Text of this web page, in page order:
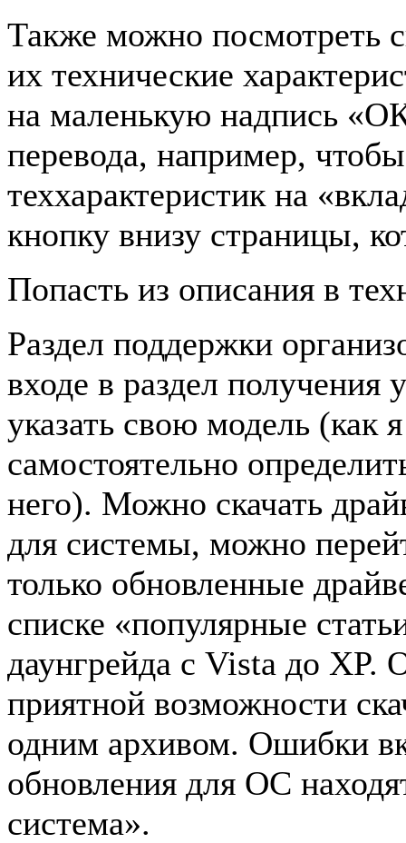
Также можно посмотреть
их технические
на маленькую надпись
перевода, например,
теххарактеристик на
кнопку внизу страницы,
Попасть из описания в
Раздел поддержки
входе в раздел получения
указать свою модель (как
самостоятельно
него). Можно скачать
для системы, можно
только обновленные
списке «популярные
даунгрейда с Vista до XP.
приятной возможности
одним архивом. Ошибки
обновления для ОС
система».